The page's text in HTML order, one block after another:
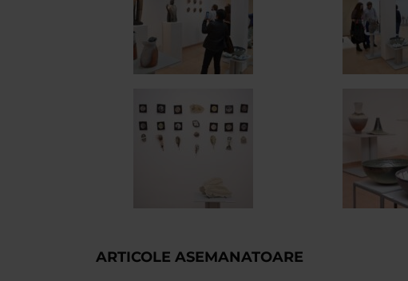
ARTICOLE ASEMANATOARE